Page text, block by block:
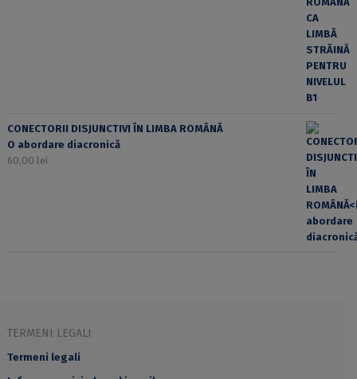
CONECTORII DISJUNCTIVI ÎN LIMBA ROMÂNĂ
O abordare diacronică
60,00 lei
TERMENI LEGALI
Termeni legali